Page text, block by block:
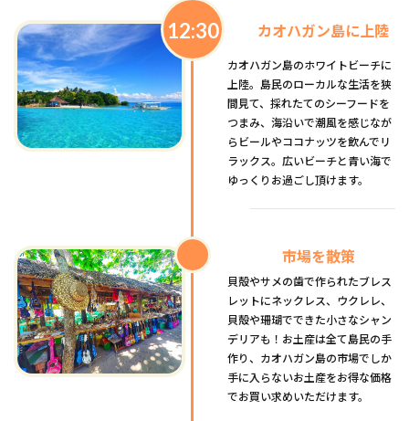
12:30 カオハガン島に上陸
カオハガン島のホワイトビーチに
上陸。島民のローカルな生活を狭
間見て、採れたてのシーフードを
つまみ、海沿いで潮風を感じなが
らビールやココナッツを飲んでリ
ラックス。広いビーチと青い海で
ゆっくりお過ごし頂けます。
市場を散策
貝殻やサメの歯で作られたブレス
レットにネックレス、ウクレレ、
貝殻や珊瑚でできた小さなシャン
デリアも！お土産は全て島民の手
作り、カオハガン島の市場でしか
手に入らないお土産をお得な価格
でお買い求めいただけます。